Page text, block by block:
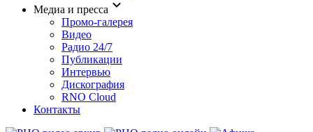
Медиа и пресса
Промо-галерея
Видео
Радио 24/7
Публикации
Интервью
Дискография
RNO Cloud
Контакты